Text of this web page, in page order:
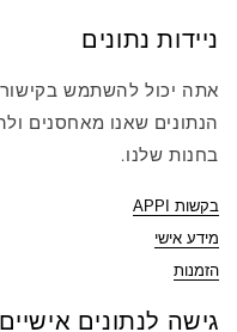
ניידות נתונים
אתה יכול להשתמש
הנתונים שאנו מאחסנים
בחנות שלנו.
בקשות APPI
מידע אישי
הזמנות
גישה לנתונים אישיים